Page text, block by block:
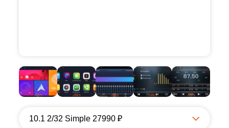
10.1 2/32 Simple 27990 ₽